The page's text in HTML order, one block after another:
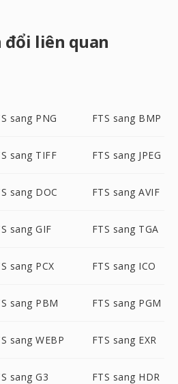
đổi liên quan
sang PNG FTS sang BMP
sang TIFF FTS sang JPEG
sang DOC FTS sang AVIF
sang GIF FTS sang TGA
sang PCX FTS sang ICO
sang PBM FTS sang PGM
sang WEBP FTS sang EXR
sang G3 FTS sang HDR